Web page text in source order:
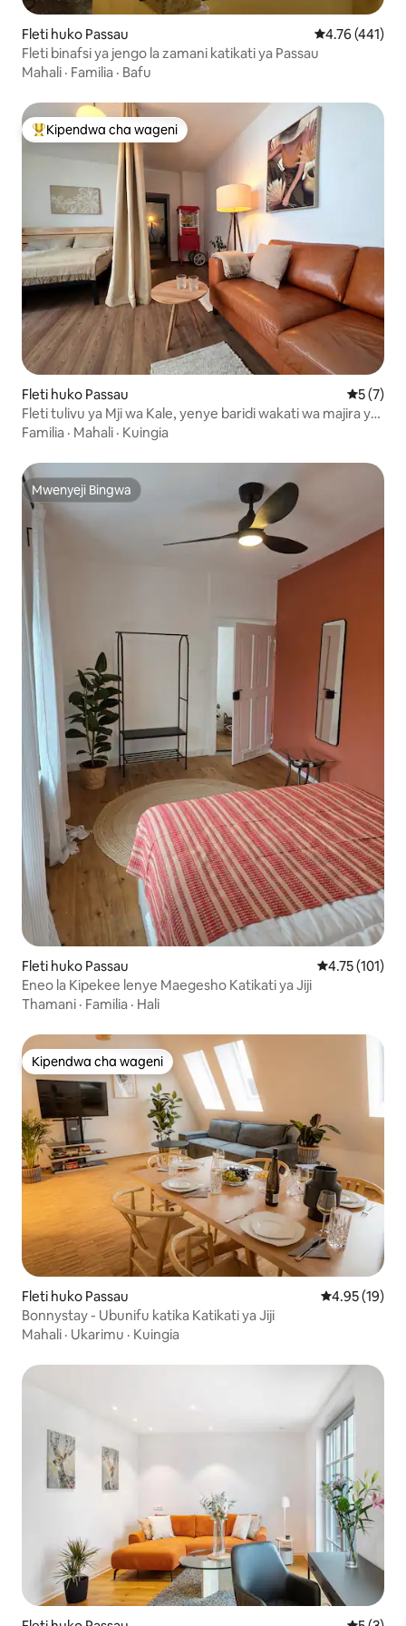
Fleti huko Passau Ukadiriaji wa
4.76 (441)
Fleti binafsi ya jengo la zamani katikati ya Passau
Mahali · Familia · Bafu
Kipendwa maarufu cha wageni
Kipendwa cha wageni
Fleti huko Passau
5 (7)
Fleti tulivu ya Mji wa Kale, yenye baridi wakati wa majira ya
joto
Familia · Mahali · Kuingia
Mwenyeji Bingwa
Mwenyeji Bingwa
Fleti huko Passau Ukadiriaji wa
4.75 (101)
Eneo la Kipekee lenye Maegesho Katikati ya Jiji
Thamani · Familia · Hali
Kipendwa cha wageni
Kipendwa cha wageni
Fleti huko Passau Ukadiriaji wa
4.95 (19)
Bonnystay - Ubunifu katika Katikati ya Jiji
Mahali · Ukarimu · Kuingia